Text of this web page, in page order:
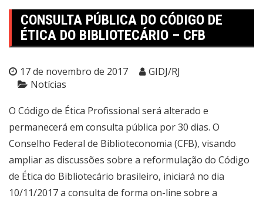
CONSULTA PÚBLICA DO CÓDIGO DE
ÉTICA DO BIBLIOTECÁRIO – CFB
17 de novembro de 2017
GIDJ/RJ
Notícias
O Código de Ética Profissional será alterado e
permanecerá em consulta pública por 30 dias. O
Conselho Federal de Biblioteconomia (CFB), visando
ampliar as discussões sobre a reformulação do Código
de Ética do Bibliotecário brasileiro, iniciará no dia
10/11/2017 a consulta de forma on-line sobre a